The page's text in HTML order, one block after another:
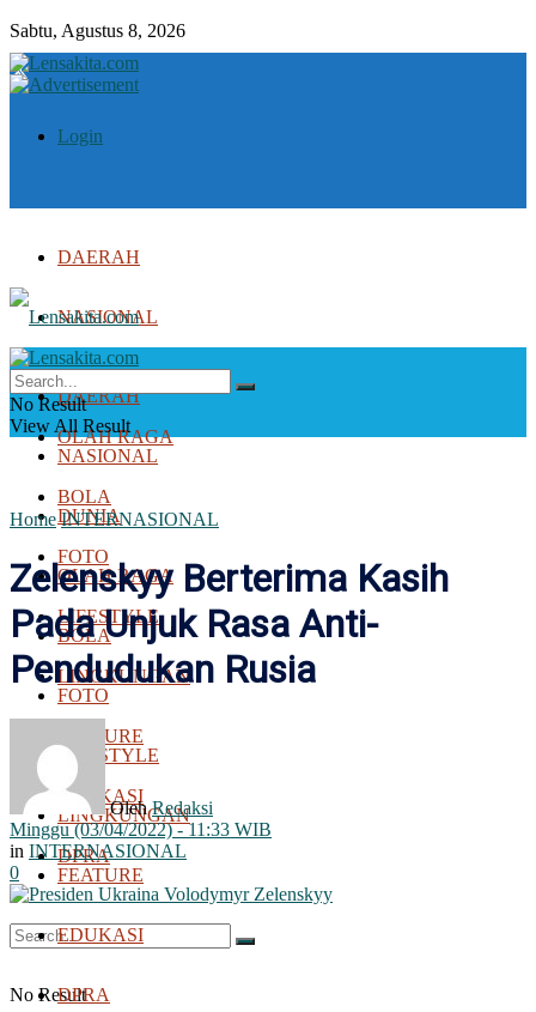
Sabtu, Agustus 8, 2026
Login
DAERAH
NASIONAL
DUNIA
OLAH RAGA
BOLA
FOTO
LIFESTYLE
LINGKUNGAN
FEATURE
EDUKASI
DPRA
No Result
DAERAH
NASIONAL
DUNIA
OLAH RAGA
BOLA
FOTO
LIFESTYLE
LINGKUNGAN
FEATURE
EDUKASI
DPRA
No Result
View All Result
Home INTERNASIONAL
Zelenskyy Berterima Kasih
Pada Unjuk Rasa Anti-
Pendudukan Rusia
Oleh Redaksi
Minggu (03/04/2022) - 11:33 WIB
in INTERNASIONAL
0